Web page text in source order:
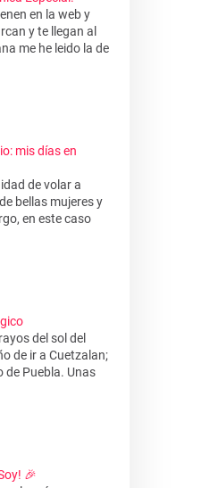
en la web y
y te llegan al
me he leido la de
mis días en
de volar a
bellas mujeres y
en este caso
del sol del
de ir a Cuetzalan;
de Puebla. Unas
🎉